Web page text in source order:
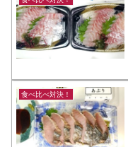
食べ比べ対決！